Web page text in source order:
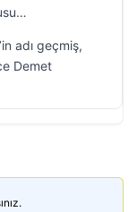
adı geçmiş,
Demet